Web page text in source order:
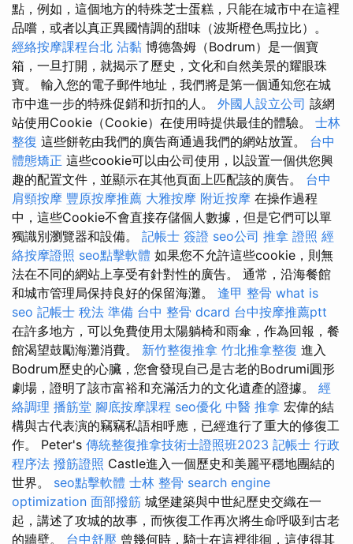
點，例如，這個地方的特殊芝士蛋糕，只能在城市中在這裡
品嚐，或者以真正異國情調的甜味（波斯橙色馬拉比）。
經絡按摩課程台北 沾黏 博德魯姆（Bodrum）是一個寶
箱，一旦打開，就揭示了歷史，文化和自然美景的耀眼珠
寶。 輸入您的電子郵件地址，我們將是第一個通知您在城
市中進一步的特殊促銷和折扣的人。 外國人設立公司 該網
站使用Cookie（Cookie）在使用時提供最佳的體驗。 士林
整復 這些餅乾由我們的廣告商通過我們的網站放置。 台中
體態矯正 這些cookie可以由公司使用，以設置一個供您興
趣的配置文件，並顯示在其他頁面上匹配該的廣告。 台中
肩頸按摩 豐原按摩推薦 大雅按摩 附近按摩 在操作過程
中，這些Cookie不會直接存儲個人數據，但是它們可以單
獨識別瀏覽器和設備。 記帳士 簽證 seo公司 推拿 證照 經
絡按摩證照 seo點擊軟體 如果您不允許這些cookie，則無
法在不同的網站上享受有針對性的廣告。 通常，沿海餐館
和城市管理局保持良好的保留海灘。 逢甲 整骨 what is
seo 記帳士 稅法 準備 台中 整骨 dcard 台中按摩推薦ptt
在許多地方，可以免費使用太陽躺椅和雨傘，作為回報，餐
館渴望鼓勵海灘消費。 新竹整復推拿 竹北推拿整復 進入
Bodrum歷史的心臟，您會發現自己是古老的Bodrumi圓形
劇場，證明了該市富裕和充滿活力的文化遺產的證據。 經
絡調理 播筋堂 腳底按摩課程 seo優化 中醫 推拿 宏偉的結
構與古代表演的竊竊私語相呼應，已經進行了重大的修復工
作。 Peter's 傳統整復推拿技術士證照班2023 記帳士 行政
程序法 撥筋證照 Castle進入一個歷史和美麗平穩地團結的
世界。 seo點擊軟體 士林 整骨 search engine
optimization 面部撥筋 城堡建築與中世紀歷史交織在一
起，講述了攻城的故事，而恢復工作再次將生命呼吸到古老
的牆壁。 台中舒壓 曾幾何時，騎士在這裡徘徊，這使得其